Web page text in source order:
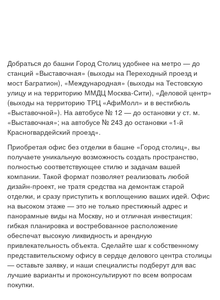
Добраться до башни Город Столиц удобнее на метро — до
станций «Выставочная» (выходы на Переходный проезд и
мост Багратион), «Международная» (выходы на Тестовскую
улицу и на территорию ММДЦ Москва-Сити), «Деловой центр»
(выходы на территорию ТРЦ «АфиМолл» и в вестибюль
«Выставочной»). На автобусе № 12 — до остановки у ст. м.
«Выставочная»; на автобусе № 243 до остановки «1-й
Красногвардейский проезд».
Приобретая офис без отделки в башне «Город столиц», вы
получаете уникальную возможность создать пространство,
полностью соответствующее стилю и задачам вашей
компании. Такой формат позволяет реализовать любой
дизайн-проект, не тратя средства на демонтаж старой
отделки, и сразу приступить к воплощению ваших идей. Офис
на высоком этаже — это не только престижный адрес и
панорамные виды на Москву, но и отличная инвестиция:
гибкая планировка и востребованное расположение
обеспечат высокую ликвидность и арендную
привлекательность объекта. Сделайте шаг к собственному
представительскому офису в сердце делового центра столицы
— оставьте заявку, и наши специалисты подберут для вас
лучшие варианты и проконсультируют по всем вопросам
покупки.